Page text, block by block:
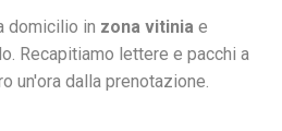
domicilio in zona vitinia e
Recapitiamo lettere e pacchi a
un'ora dalla prenotazione.